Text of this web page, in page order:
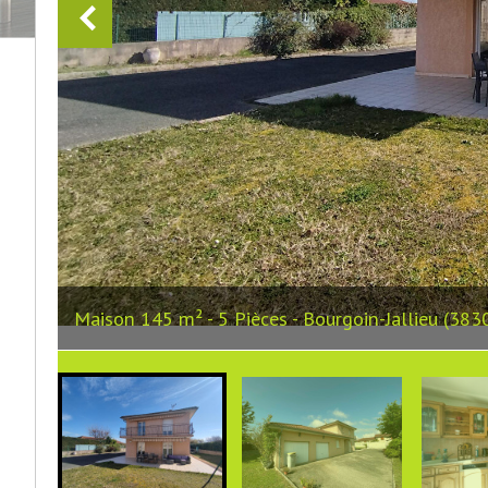
Maison 145 m² - 5 Pièces - Bourgoin-Jallieu